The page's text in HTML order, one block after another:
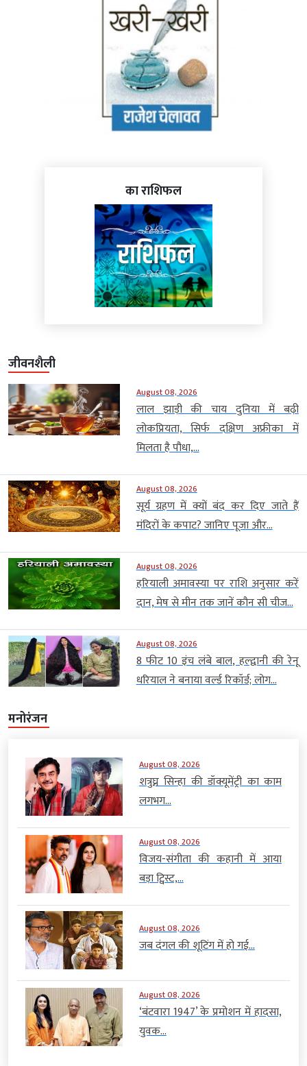
का राशिफल
जीवनशैली
August 08, 2026
लाल झाड़ी की चाय दुनिया में बढ़ी
लोकप्रियता, सिर्फ दक्षिण अफ्रीका में
मिलता है पौधा,...
August 08, 2026
सूर्य ग्रहण में क्यों बंद कर दिए जाते हैं
मंदिरों के कपाट? जानिए पूजा और...
August 08, 2026
हरियाली अमावस्या पर राशि अनुसार करें
दान, मेष से मीन तक जानें कौन सी चीज...
August 08, 2026
8 फीट 10 इंच लंबे बाल, हल्द्वानी की रेनू
धरियाल ने बनाया वर्ल्ड रिकॉर्ड; लोग...
मनोरंजन
August 08, 2026
शत्रुघ्न सिन्हा की डॉक्यूमेंट्री का काम
लगभग...
August 08, 2026
विजय-संगीता की कहानी में आया
बड़ा ट्विस्ट,...
August 08, 2026
जब दंगल की शूटिंग में हो गई...
August 08, 2026
‘बंटवारा 1947’ के प्रमोशन में हादसा,
युवक...